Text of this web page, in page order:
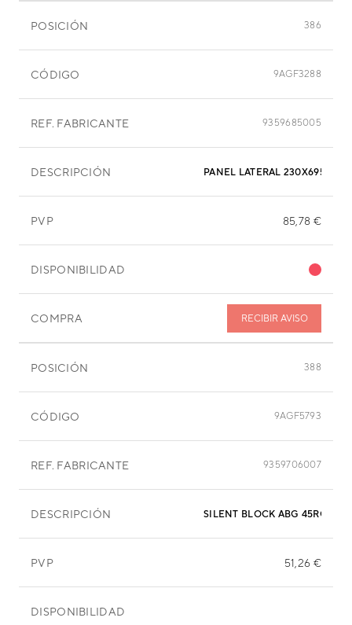
POSICIÓN 386
CÓDIGO 9AGF3288
REF. FABRICANTE 9359685005
DESCRIPCIÓN PANEL LATERAL 230X695 MM
PVP 85,78 €
DISPONIBILIDAD
COMPRA RECIBIR AVISO
POSICIÓN 388
CÓDIGO 9AGF5793
REF. FABRICANTE 9359706007
DESCRIPCIÓN
PVP 51,26 €
DISPONIBILIDAD